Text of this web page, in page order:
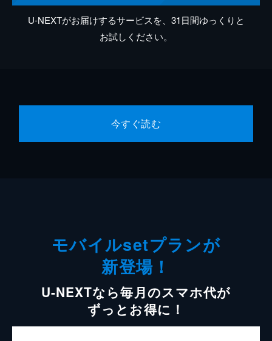
U-NEXTがお届けするサービスを、31日間ゆっくりと
お試しください。
今すぐ読む
モバイルsetプランが
新登場！
U-NEXTなら毎月のスマホ代が
ずっとお得に！